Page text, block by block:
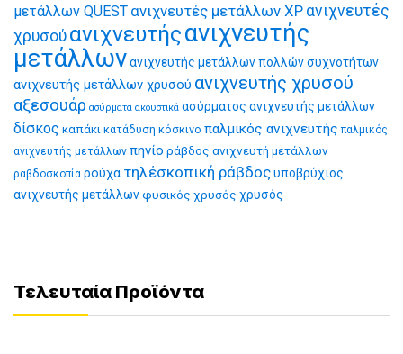
μετάλλων QUEST ανιχνευτές μετάλλων XP ανιχνευτές
χρυσού ανιχνευτήςανιχνευτής
μετάλλωνανιχνευτής μετάλλων πολλών συχνοτήτων
ανιχνευτής μετάλλων χρυσού ανιχνευτής χρυσού
αξεσουάρ ασύρματα ακουστικά ασύρματος ανιχνευτής μετάλλων
δίσκος καπάκι κατάδυση κόσκινο παλμικός ανιχνευτής παλμικός
ανιχνευτής μετάλλων πηνίο ράβδος ανιχνευτή μετάλλων
ραβδοσκοπία ρούχα τηλέσκοπική ράβδοςυποβρύχιος
ανιχνευτής μετάλλωνφυσικός χρυσός χρυσός
Τελευταία Προϊόντα